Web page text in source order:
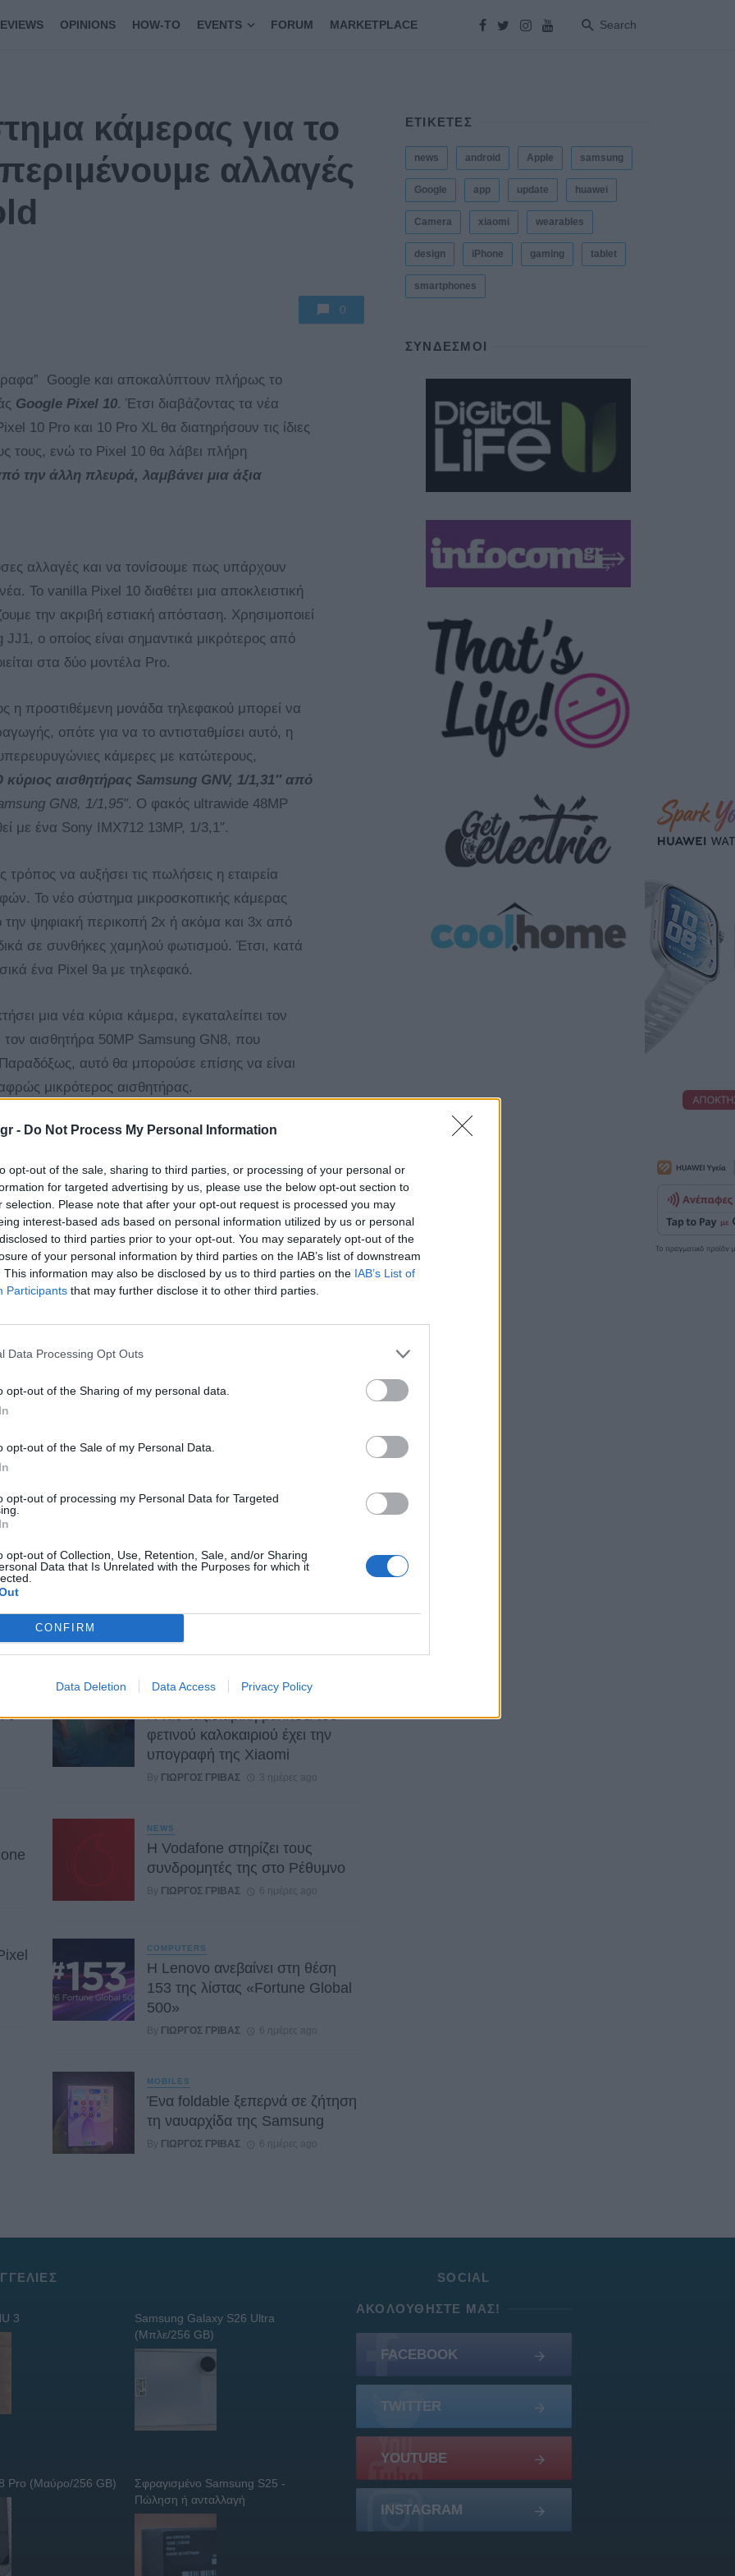
- Do Not Process My Personal Information
opt-out of the sale, sharing to third parties, or processing of your personal or
for targeted advertising by us, please use the below opt-out section to
selection. Please note that after your opt-out request is processed you may
interest-based ads based on personal information utilized by us or personal
to third parties prior to your opt-out. You may separately opt-out of the
of your personal information by third parties on the IAB’s list of downstream
This information may also be disclosed by us to third parties on the IAB’s List of
Participants that may further disclose it to other third parties.
Data Processing Opt Outs
opt-out of the Sharing of my personal data.
opt-out of the Sale of my Personal Data.
opt-out of processing my Personal Data for Targeted
opt-out of Collection, Use, Retention, Sale, and/or Sharing
Data that Is Unrelated with the Purposes for which it
CONFIRM
Data Deletion Data Access Privacy Policy
OPINIONS HOW-TO EVENTS FORUM MARKETPLACE Search
κάμερας για το
αλλαγές
0
Google και αποκαλύπτουν πλήρως το
Google Pixel 10. Έτσι διαβάζοντας τα νέα
10 Pro και 10 Pro XL θα διατηρήσουν τις ίδιες
τους, ενώ το Pixel 10 θα λάβει πλήρη
την άλλη πλευρά, λαμβάνει μια άξια
αλλαγές και να τονίσουμε πως υπάρχουν
Το vanilla Pixel 10 διαθέτει μια αποκλειστική
την ακριβή εστιακή απόσταση. Χρησιμοποιεί
ο οποίος είναι σημαντικά μικρότερος από
στα δύο μοντέλα Pro.
η προστιθέμενη μονάδα τηλεφακού μπορεί να
οπότε για να το αντισταθμίσει αυτό, η
υπερευρυγώνιες κάμερες με κατώτερους,
κύριος αισθητήρας Samsung GNV, 1/1,31″ από
GN8, 1/1,95″. Ο φακός ultrawide 48MP
με ένα Sony IMX712 13MP, 1/3,1″.
να αυξήσει τις πωλήσεις η εταιρεία
Το νέο σύστημα μικροσκοπικής κάμερας
την ψηφιακή περικοπή 2x ή ακόμα και 3x από
σε συνθήκες χαμηλού φωτισμού. Έτσι, κατά
ένα Pixel 9a με τηλεφακό.
μια νέα κύρια κάμερα, εγκαταλείπει τον
τον αισθητήρα 50MP Samsung GN8, που
αυτό θα μπορούσε επίσης να είναι
μικρότερος αισθητήρας.
και ο υποτιθέμενος αναβαθμισμένος ISP στο
παντού. Θα πρέπει να περιμένουμε και
Tagged
Camera Google ISP news pixel 10 pro
επιστροφή στα smartwatches
Η πιο ταξιδιάρικη βαλίτσα του
φετινού καλοκαιριού έχει την
υπογραφή της Xiaomi
By ΓΙΏΡΓΟΣ ΓΡΊΒΑΣ 3 ημέρες ago
NEWS
Η Vodafone στηρίζει τους
συνδρομητές της στο Ρέθυμνο
By ΓΙΏΡΓΟΣ ΓΡΊΒΑΣ 6 ημέρες ago
COMPUTERS
Η Lenovo ανεβαίνει στη θέση
153 της λίστας «Fortune Global
500»
By ΓΙΏΡΓΟΣ ΓΡΊΒΑΣ 6 ημέρες ago
MOBILES
Ένα foldable ξεπερνά σε ζήτηση
τη ναυαρχίδα της Samsung
By ΓΙΏΡΓΟΣ ΓΡΊΒΑΣ 6 ημέρες ago
ΕΤΙΚΕΤΕΣ
news android Apple samsung
Google app update huawei
Camera xiaomi wearables
design iPhone gaming tablet
smartphones
ΣΎΝΔΕΣΜΟΙ
3
Samsung Galaxy S26 Ultra
(Μπλε/256 GB)
Pro (Μαύρο/256 GB)
Σφραγισμένο Samsung S25 -
Πώληση ή ανταλλαγή
SOCIAL
ΑΚΟΛΟΥΘΉΣΤΕ ΜΑΣ!
FACEBOOK
TWITTER
YOUTUBE
INSTAGRAM